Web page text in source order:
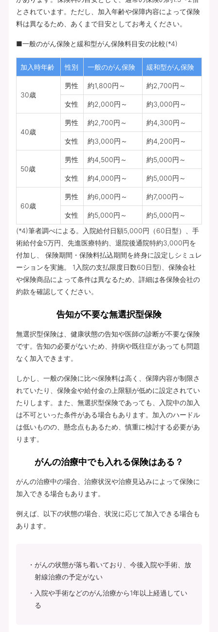
とされています。ただし、加入年齢や保障内容によって保険
料は異なるため、あくまで目安としてお考えください。
■一般のがん保険と緩和型がん保険料目安の比較(*4)
加入時年齢 性別 一般のがん保険 緩和型がん保険
30歳
男性 約1,800円～ 約2,700円～
女性 約2,000円～ 約3,000円～
40歳
男性 約2,700円～ 約4,300円～
女性 約3,000円～ 約4,200円～
50歳
男性 約4,500円～ 約5,000円～
女性 約4,000円～ 約5,000円～
60歳
男性 約6,000円～ 約7,000円～
女性 約5,000円～
約5,000円～
(*4)筆者調べによる。入院給付日額5,000円（60日型）、手
術給付金5万円、先進医療特約、退院後通院特約3,000円を
付加し、 保険期間・保険料払込期間を終身に設定しシミュレ
ーションを実施。 1入院の支払限度日数60日型)、保険会社
や保険商品によって条件は異なるため、詳細は各保険会社の
約款を確認してください。
告知が不要な無選択型保険
無選択型保険は、健康状態の告知や医師の診断が不要な保険
です。告知の必要がないため、持病や既往症があっても問題
なく加入できます。
しかし、一般の保険に比べ保険料は高く、保障内容が制限さ
れていたり、保険金や給付金の上限額が低めに設定されてい
たりします。また、無選択型保険であっても、入院中の加入
は不可といった条件がある場合もあります。加入のハードル
は低いものの、懸念点もあるため、慎重に検討する必要があ
ります。
がんの治療中でも入れる保険はある？
がんの治療中の場合、治療状況や治療見込みによって保険に
加入できる場合もあります。
例えば、以下の状態の場合、状況に応じて加入できる場合も
あります。
がんの状態が落ち着いており、今後入院や手術、放
射線治療の予定がない
入院や手術などのがん治療から1年以上経過してい
る